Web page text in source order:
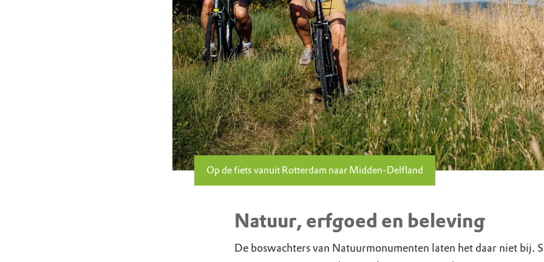
Op de fiets vanuit Rotterdam naar Midden-Delfland
Natuur, erfgoed en beleving
De boswachters van Natuurmonumenten laten het daar niet bij.